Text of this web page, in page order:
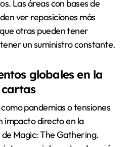
Las áreas con bases de
ver reposiciones más
otras pueden tener
un suministro constante.
globales en la
pandemias o tensiones
impacto directo en la
Magic: The Gathering.